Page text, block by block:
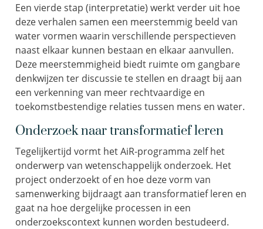
Een vierde stap (interpretatie) werkt verder uit hoe
deze verhalen samen een meerstemmig beeld van
water vormen waarin verschillende perspectieven
naast elkaar kunnen bestaan en elkaar aanvullen.
Deze meerstemmigheid biedt ruimte om gangbare
denkwijzen ter discussie te stellen en draagt bij aan
een verkenning van meer rechtvaardige en
toekomstbestendige relaties tussen mens en water.
Onderzoek naar transformatief leren
Tegelijkertijd vormt het AiR-programma zelf het
onderwerp van wetenschappelijk onderzoek. Het
project onderzoekt of en hoe deze vorm van
samenwerking bijdraagt aan transformatief leren en
gaat na hoe dergelijke processen in een
onderzoekscontext kunnen worden bestudeerd.